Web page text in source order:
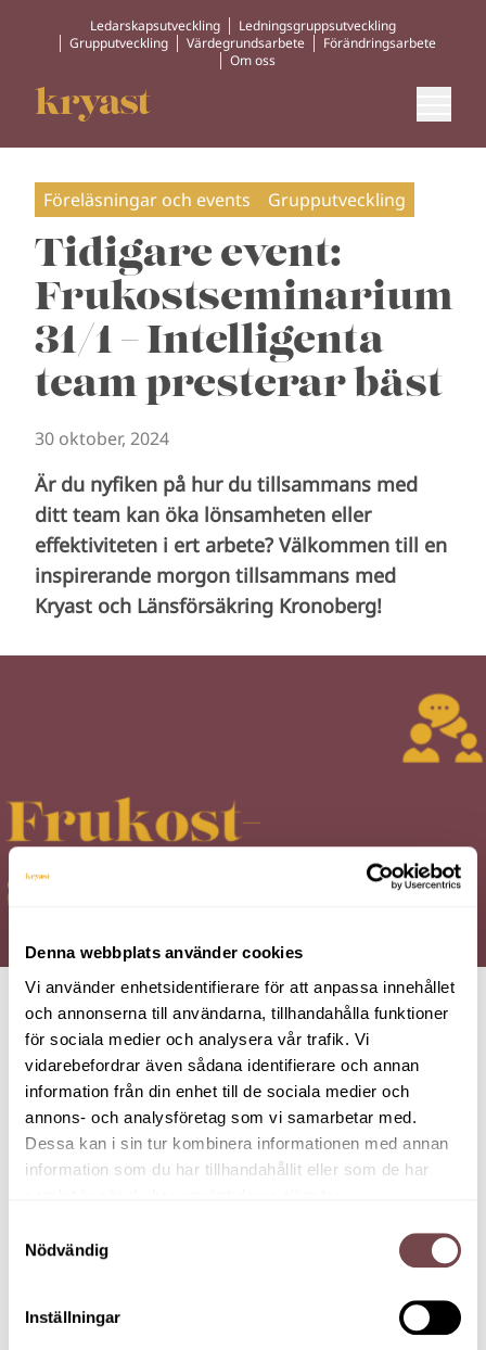
Denna webbplats använder cookies
Vi använder enhetsidentifierare för att anpassa innehållet
och annonserna till användarna, tillhandahålla funktioner
för sociala medier och analysera vår trafik. Vi
vidarebefordrar även sådana identifierare och annan
information från din enhet till de sociala medier och
annons- och analysföretag som vi samarbetar med.
Dessa kan i sin tur kombinera informationen med annan
information som du har tillhandahållit eller som de har
Nödvändig
Inställningar
Ledarskapsutveckling
Ledningsgruppsutveckling
Grupputveckling
Värdegrundsarbete
Förändringsarbete
Om oss
Föreläsningar och events Grupputveckling
Tidigare event:
Frukostseminarium
31/1 – Intelligenta
team presterar bäst
30 oktober, 2024
Är du nyfiken på hur du tillsammans med
ditt team kan öka lönsamheten eller
effektiviteten i ert arbete? Välkommen till en
inspirerande morgon tillsammans med
Kryast och Länsförsäkring Kronoberg!
Tillsammans med Maria Daniels utforskar vi
Kollektiv intelligens och hur det hänger ihop med
ökad lönsamhet. Vi resonerar kring hur kan vi
arbeta för att öka den psykologiska tryggheten på
jobbet, och hur främjar du egentligen ett klimat
där medarbetarna vågar testa nya tankar och
idéer?
Du kan förvänta dig:
organisationens viktigaste ”framtidsförmåga”
för att lösa komplexa problem och skapa